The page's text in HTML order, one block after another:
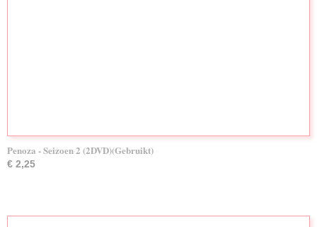
Penoza - Seizoen 2 (2DVD)(Gebruikt)
€ 2,25